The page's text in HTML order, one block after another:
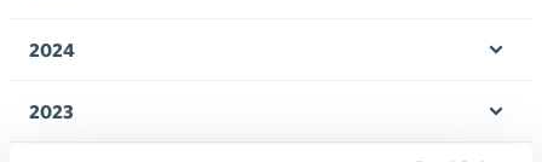
2024
2023